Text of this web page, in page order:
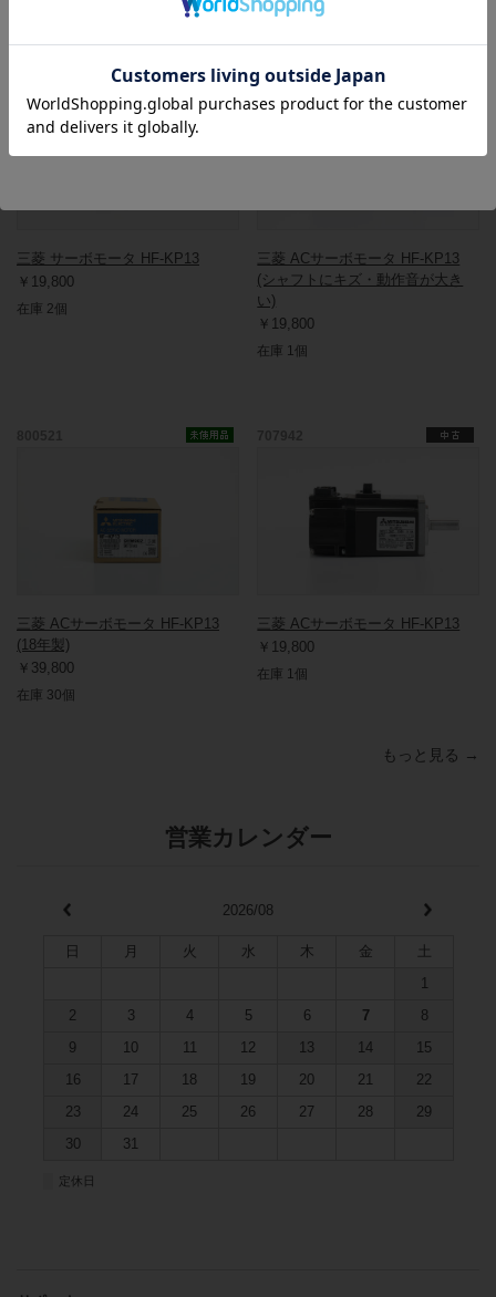
この商品と同一型番の商品
三菱 サーボモータ HF-KP13
￥19,800
在庫 2個
708308
三菱 ACサーボモータ HF-KP13
(シャフトにキズ・動作音が大き
い)
￥19,800
在庫 1個
三菱 ACサーボモータ HF-KP13
(18年製)
￥39,800
在庫 30個
三菱 ACサーボモータ HF-KP13
￥19,800
在庫 1個
もっと見る →
営業カレンダー
2026/08
日 月 火 水 木 金
1
2
3 4 5 6 7
8
9
10 11 12 13 14
15
16
17 18 19 20 21
22
23
24 25 26 27 28
29
30
31
定休日